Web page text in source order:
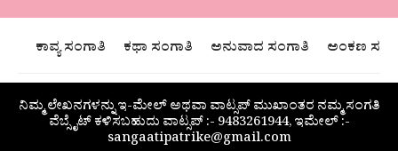
ಕಾವ್ಯ ಸಂಗಾತಿ ಕಥಾ ಸಂಗಾತಿ ಅನುವಾದ ಸಂಗಾತಿ ಅಂಕಣ
ನಿಮ್ಮ ಲೇಖನಗಳನ್ನು ಇ-ಮೇಲ್ ಅಥವಾ ವಾಟ್ಸಪ್ ಮುಖಾಂತರ ನಮ್ಮ ಸಂಗತಿ
ವೆಬ್ಸೈಟ್ ಕಳಿಸಬಹುದು ವಾಟ್ಸಪ್‌ :- 9483261944, ಇಮೇಲ್ :-
sangaatipatrike@gmail.com